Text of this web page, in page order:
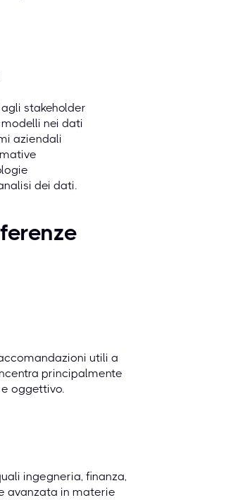
stakeholder
nei dati
aziendali
dei dati.
utili a
principalmente
oggettivo.
ingegneria, finanza,
avanzata in materie